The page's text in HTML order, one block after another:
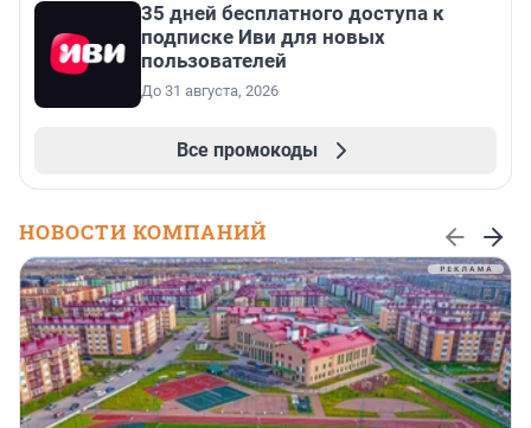
35 дней бесплатного доступа к
подписке Иви для новых
пользователей
До 31 августа, 2026
Все промокоды
НОВОСТИ КОМПАНИЙ